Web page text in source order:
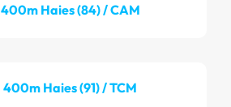
400m Haies (84) / CAM
400m Haies (91) / TCM